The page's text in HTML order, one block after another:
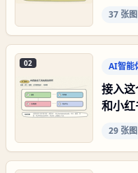
37 张图
02 AI智能
接入
和小红
29 张图